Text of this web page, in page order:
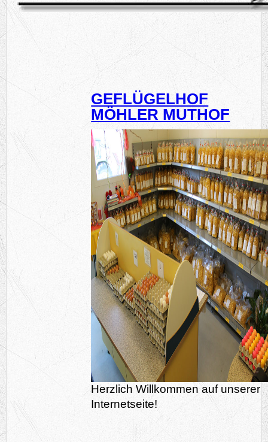
GEFLÜGELHOF
MÖHLER MUTHOF
Herzlich Willkommen auf unserer
Internetseite!